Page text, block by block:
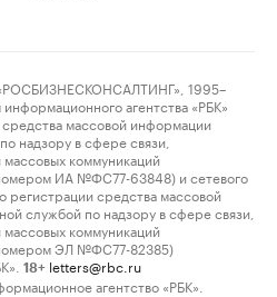
1995–
агентства «РБК»
массовой информации
надзору в сфере связи,
коммуникаций
ИА №ФС77-63848) и сетевого
регистрации средства массовой
службой по надзору в сфере связи,
коммуникаций
ЭЛ №ФС77-82385)
18+ letters@rbc.ru
агентство «РБК».